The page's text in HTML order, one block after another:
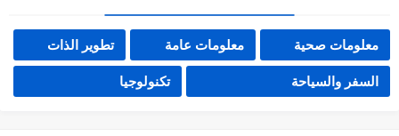
معلومات صحية معلومات عامة تطوير الذات
السفر والسياحة تكنولوجيا